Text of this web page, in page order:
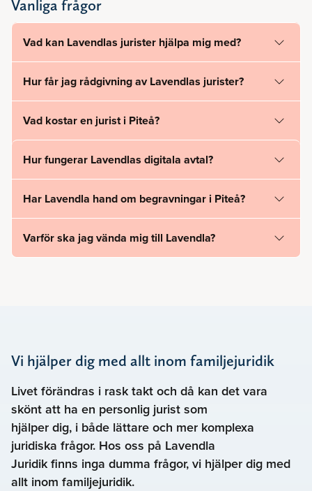
Vanliga frågor
Vad kan Lavendlas jurister hjälpa mig med?
Hur får jag rådgivning av Lavendlas jurister?
Vad kostar en jurist i Piteå?
Hur fungerar Lavendlas digitala avtal?
Har Lavendla hand om begravningar i Piteå?
Varför ska jag vända mig till Lavendla?
Vi hjälper dig med allt inom familjejuridik
Livet förändras i rask takt och då kan det vara
skönt att ha en personlig jurist som
hjälper dig, i både lättare och mer komplexa
juridiska frågor. Hos oss på Lavendla
Juridik finns inga dumma frågor, vi hjälper dig med
allt inom familjejuridik.